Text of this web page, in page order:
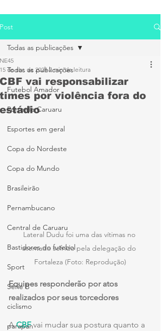
Post
Todas as publicações
Futebol Amador
Porto de Caruaru
Esportes em geral
Copa do Nordeste
Copa do Mundo
Brasileirão
Pernambucano
Central de Caruaru
Bastidores do futebol
Sport
Série B
ciclismo
parapan
Todas as publicações
CBF vai responsabilizar
times por violência fora do
estádio
NE45
15 de abr. de 2024 2 min de leitura
Lateral Dudu foi uma das vítimas no
atentado sofrido pela delegação do
Fortaleza (Foto: Reprodução)
Equipes responderão por atos
realizados por seus torcedores
A CBF vai mudar sua postura quanto a